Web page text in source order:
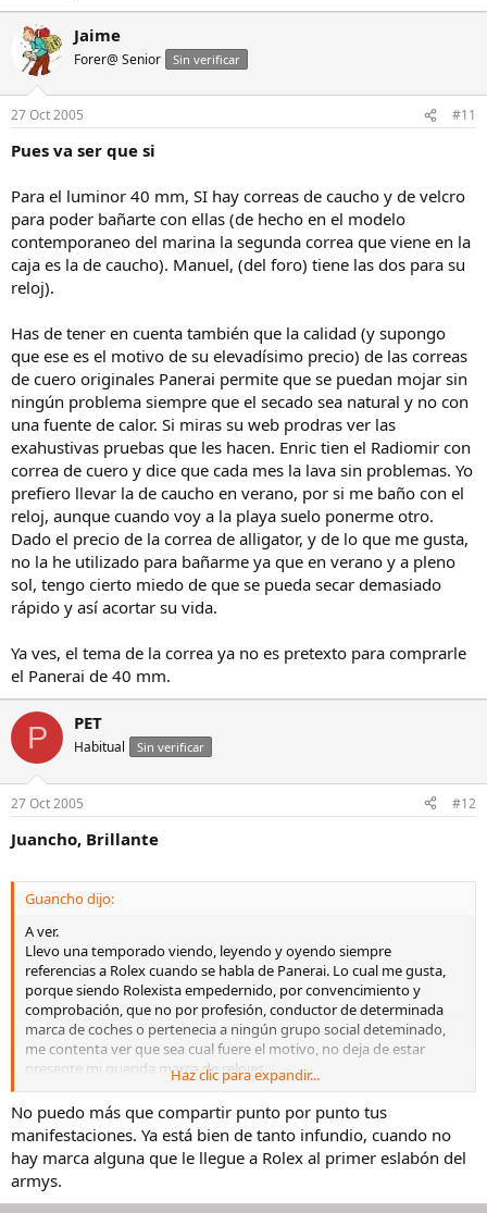
Jaime
Forer@ Senior Sin verificar
27 Oct 2005 #11
Pues va ser que si
Para el luminor 40 mm, SI hay correas de caucho y de velcro
para poder bañarte con ellas (de hecho en el modelo
contemporaneo del marina la segunda correa que viene en la
caja es la de caucho). Manuel, (del foro) tiene las dos para su
reloj).
Has de tener en cuenta también que la calidad (y supongo
que ese es el motivo de su elevadísimo precio) de las correas
de cuero originales Panerai permite que se puedan mojar sin
ningún problema siempre que el secado sea natural y no con
una fuente de calor. Si miras su web prodras ver las
exahustivas pruebas que les hacen. Enric tien el Radiomir con
correa de cuero y dice que cada mes la lava sin problemas. Yo
prefiero llevar la de caucho en verano, por si me baño con el
reloj, aunque cuando voy a la playa suelo ponerme otro.
Dado el precio de la correa de alligator, y de lo que me gusta,
no la he utilizado para bañarme ya que en verano y a pleno
sol, tengo cierto miedo de que se pueda secar demasiado
rápido y así acortar su vida.
Ya ves, el tema de la correa ya no es pretexto para comprarle
el Panerai de 40 mm.
P PET
Habitual Sin verificar
27 Oct 2005 #12
Juancho, Brillante
Guancho dijo:
A ver.
Llevo una temporado viendo, leyendo y oyendo siempre
referencias a Rolex cuando se habla de Panerai. Lo cual me gusta,
porque siendo Rolexista empedernido, por convencimiento y
comprobación, que no por profesión, conductor de determinada
marca de coches o pertenecia a ningún grupo social deteminado,
me contenta ver que sea cual fuere el motivo, no deja de estar
presente mi querida marca de relojes.
Estoy aburrido de oir críticas a la marca ( en el 99% de la veces de
gente que no ha tenido uno en su vida, lo cual me parece no menos
que chistoso) siempre basadas en lo mismo, sin ningún otro
argumento que siempre los mismos, basados en la gente que los
llleva y cuando oigo a alguien que técnicamente está capacitado o
parece estarlo, sus argumentos me aburren de igual manera por
muy titulado que esté, ya que sigo sin sacar nada en claro de sus
Haz clic para expandir...
No puedo más que compartir punto por punto tus
manifestaciones. Ya está bien de tanto infundio, cuando no
hay marca alguna que le llegue a Rolex al primer eslabón del
armys.